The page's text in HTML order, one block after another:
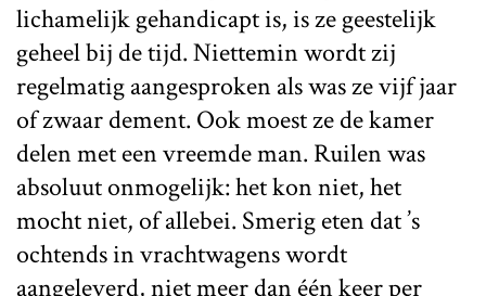
lichamelijk gehandicapt is, is ze geestelijk
geheel bij de tijd. Niettemin wordt zij
regelmatig aangesproken als was ze vijf jaar
of zwaar dement. Ook moest ze de kamer
delen met een vreemde man. Ruilen was
absoluut onmogelijk: het kon niet, het
mocht niet, of allebei. Smerig eten dat ’s
ochtends in vrachtwagens wordt
aangeleverd, niet meer dan één keer per